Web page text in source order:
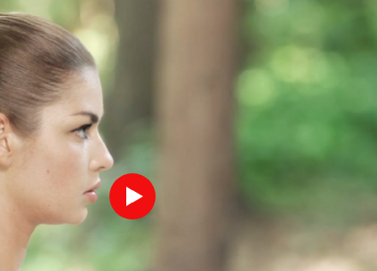
Música
o voo da alma
sonhos matinais
silêncio da montanha